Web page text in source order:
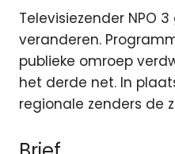
Televisiezender NPO
veranderen.
publieke omroep
het derde net. In
regionale zenders de